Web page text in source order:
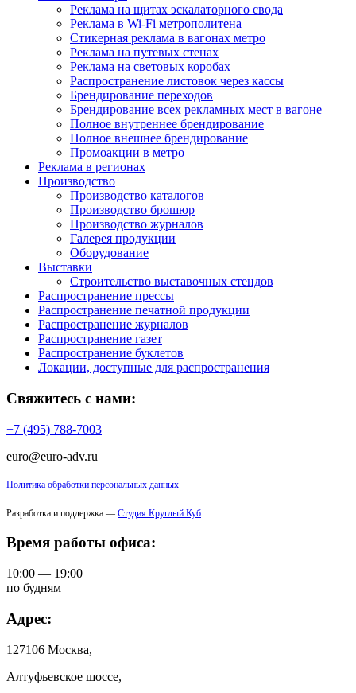
Реклама на щитах эскалаторного свода
Реклама в Wi-Fi метрополитена
Стикерная реклама в вагонах метро
Реклама на путевых стенах
Реклама на световых коробах
Распространение листовок через кассы
Брендирование переходов
Брендирование всех рекламных мест в вагоне
Полное внутреннее брендирование
Полное внешнее брендирование
Промоакции в метро
Реклама в регионах
Производство
Производство каталогов
Производство брошюр
Производство журналов
Галерея продукции
Оборудование
Выставки
Строительство выставочных стендов
Распространение прессы
Распространение печатной продукции
Распространение журналов
Распространение газет
Распространение буклетов
Локации, доступные для распространения
Свяжитесь с нами:
+7 (495) 788-7003
euro@euro-adv.ru
Политика обработки персональных данных
Разработка и поддержка — Студия Круглый Куб
Время работы офиса:
10:00 — 19:00
по будням
Адрес:
127106 Москва,
Алтуфьевское шоссе,